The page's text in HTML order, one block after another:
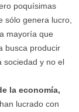
poquísimas
sólo genera lucro,
mayoría que
busca producir
sociedad y no el
la economía,
lucrado con